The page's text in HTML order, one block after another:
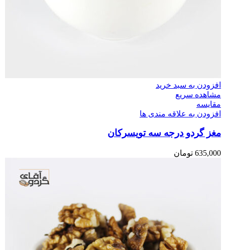
افزودن به سبد خرید
مشاهده سریع
مقایسه
افزودن به علاقه مندی ها
مغز گردو درجه سه تویسرکان
635,000 تومان